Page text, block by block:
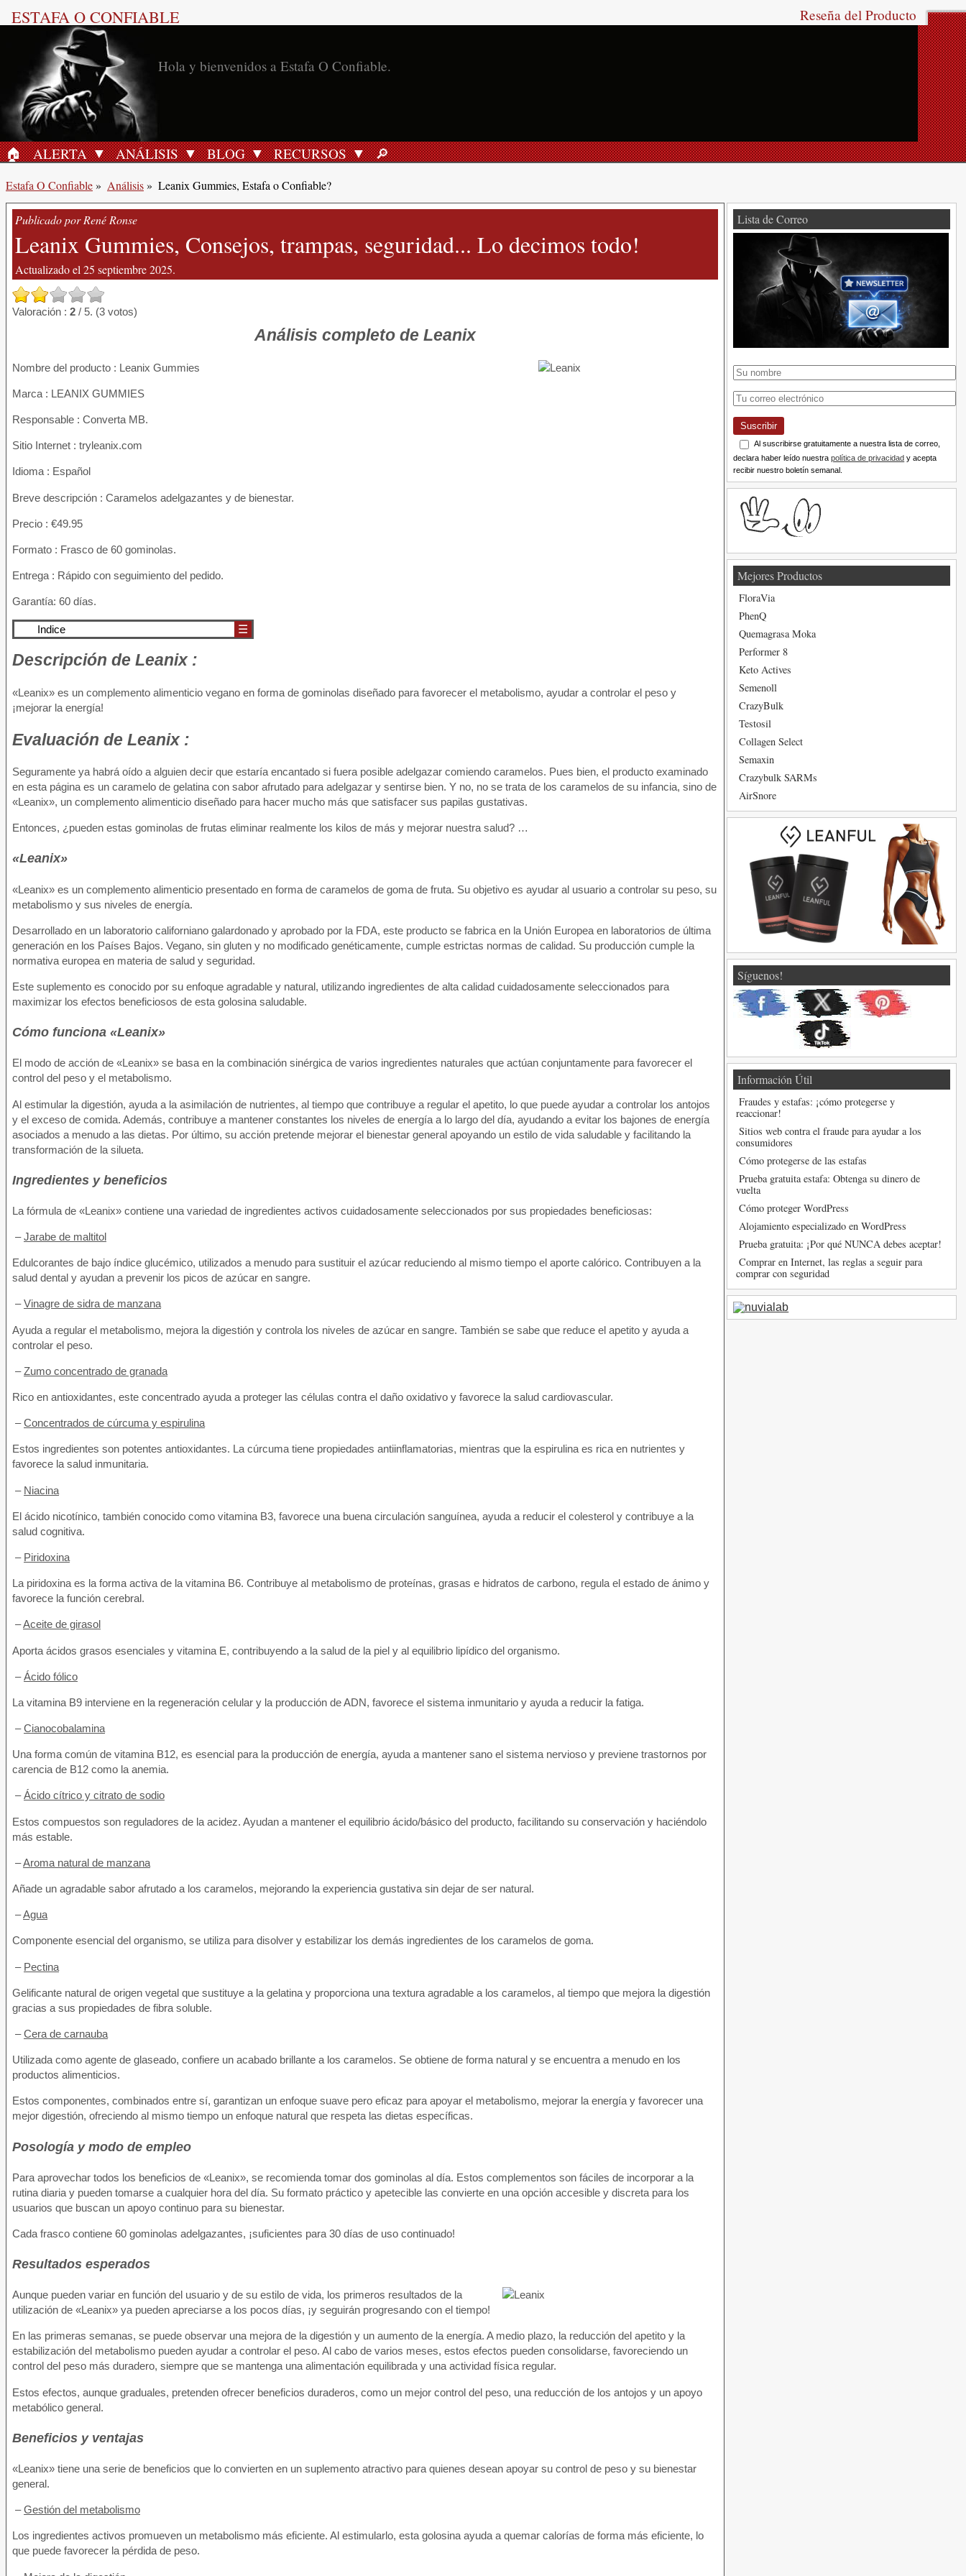
ESTAFA O CONFIABLE
Reseña del Producto
INICIO
🏠︎ ALERTA ANÁLISIS BLOG RECURSOS BUSCAR
🔎︎
Estafa O Confiable» Análisis» Leanix Gummies, Estafa o Confiable?
Publicado por René Ronse
Leanix Gummies, Consejos, trampas, seguridad... Lo decimos todo!
Actualizado el 25 septiembre 2025.
Valoración : 2 / 5. (3 votos)
Análisis completo de Leanix
Nombre del producto : Leanix Gummies
Marca : LEANIX GUMMIES
Responsable : Converta MB.
Sitio Internet : tryleanix.com
Idioma : Español
Breve descripción : Caramelos adelgazantes y de bienestar.
Precio : €49.95
Formato : Frasco de 60 gominolas.
Entrega : Rápido con seguimiento del pedido.
Garantía: 60 días.
Indice ☰
Descripción de Leanix :
«Leanix» es un complemento alimenticio vegano en forma de gominolas diseñado para favorecer el metabolismo, ayudar a controlar el peso y
¡mejorar la energía!
Evaluación de Leanix :
Seguramente ya habrá oído a alguien decir que estaría encantado si fuera posible adelgazar comiendo caramelos. Pues bien, el producto examinado
en esta página es un caramelo de gelatina con sabor afrutado para adelgazar y sentirse bien. Y no, no se trata de los caramelos de su infancia, sino de
«Leanix», un complemento alimenticio diseñado para hacer mucho más que satisfacer sus papilas gustativas.
Entonces, ¿pueden estas gominolas de frutas eliminar realmente los kilos de más y mejorar nuestra salud? …
«Leanix»
«Leanix» es un complemento alimenticio presentado en forma de caramelos de goma de fruta. Su objetivo es ayudar al usuario a controlar su peso, su
metabolismo y sus niveles de energía.
Desarrollado en un laboratorio californiano galardonado y aprobado por la FDA, este producto se fabrica en la Unión Europea en laboratorios de última
generación en los Países Bajos. Vegano, sin gluten y no modificado genéticamente, cumple estrictas normas de calidad. Su producción cumple la
normativa europea en materia de salud y seguridad.
Este suplemento es conocido por su enfoque agradable y natural, utilizando ingredientes de alta calidad cuidadosamente seleccionados para
maximizar los efectos beneficiosos de esta golosina saludable.
Cómo funciona «Leanix»
El modo de acción de «Leanix» se basa en la combinación sinérgica de varios ingredientes naturales que actúan conjuntamente para favorecer el
control del peso y el metabolismo.
Al estimular la digestión, ayuda a la asimilación de nutrientes, al tiempo que contribuye a regular el apetito, lo que puede ayudar a controlar los antojos
y el exceso de comida. Además, contribuye a mantener constantes los niveles de energía a lo largo del día, ayudando a evitar los bajones de energía
asociados a menudo a las dietas. Por último, su acción pretende mejorar el bienestar general apoyando un estilo de vida saludable y facilitando la
transformación de la silueta.
Ingredientes y beneficios
La fórmula de «Leanix» contiene una variedad de ingredientes activos cuidadosamente seleccionados por sus propiedades beneficiosas:
–Jarabe de maltitol
Edulcorantes de bajo índice glucémico, utilizados a menudo para sustituir el azúcar reduciendo al mismo tiempo el aporte calórico. Contribuyen a la
salud dental y ayudan a prevenir los picos de azúcar en sangre.
–Vinagre de sidra de manzana
Ayuda a regular el metabolismo, mejora la digestión y controla los niveles de azúcar en sangre. También se sabe que reduce el apetito y ayuda a
controlar el peso.
–Zumo concentrado de granada
Rico en antioxidantes, este concentrado ayuda a proteger las células contra el daño oxidativo y favorece la salud cardiovascular.
–Concentrados de cúrcuma y espirulina
Estos ingredientes son potentes antioxidantes. La cúrcuma tiene propiedades antiinflamatorias, mientras que la espirulina es rica en nutrientes y
favorece la salud inmunitaria.
– Niacina
El ácido nicotínico, también conocido como vitamina B3, favorece una buena circulación sanguínea, ayuda a reducir el colesterol y contribuye a la
salud cognitiva.
– Piridoxina
La piridoxina es la forma activa de la vitamina B6. Contribuye al metabolismo de proteínas, grasas e hidratos de carbono, regula el estado de ánimo y
favorece la función cerebral.
–Aceite de girasol
Aporta ácidos grasos esenciales y vitamina E, contribuyendo a la salud de la piel y al equilibrio lipídico del organismo.
–Ácido fólico
La vitamina B9 interviene en la regeneración celular y la producción de ADN, favorece el sistema inmunitario y ayuda a reducir la fatiga.
–Cianocobalamina
Una forma común de vitamina B12, es esencial para la producción de energía, ayuda a mantener sano el sistema nervioso y previene trastornos por
carencia de B12 como la anemia.
–Ácido cítrico y citrato de sodio
Estos compuestos son reguladores de la acidez. Ayudan a mantener el equilibrio ácido/básico del producto, facilitando su conservación y haciéndolo
más estable.
–Aroma natural de manzana
Añade un agradable sabor afrutado a los caramelos, mejorando la experiencia gustativa sin dejar de ser natural.
–Agua
Componente esencial del organismo, se utiliza para disolver y estabilizar los demás ingredientes de los caramelos de goma.
– Pectina
Gelificante natural de origen vegetal que sustituye a la gelatina y proporciona una textura agradable a los caramelos, al tiempo que mejora la digestión
gracias a sus propiedades de fibra soluble.
–Cera de carnauba
Utilizada como agente de glaseado, confiere un acabado brillante a los caramelos. Se obtiene de forma natural y se encuentra a menudo en los
productos alimenticios.
Estos componentes, combinados entre sí, garantizan un enfoque suave pero eficaz para apoyar el metabolismo, mejorar la energía y favorecer una
mejor digestión, ofreciendo al mismo tiempo un enfoque natural que respeta las dietas específicas.
Posología y modo de empleo
Para aprovechar todos los beneficios de «Leanix», se recomienda tomar dos gominolas al día. Estos complementos son fáciles de incorporar a la
rutina diaria y pueden tomarse a cualquier hora del día. Su formato práctico y apetecible las convierte en una opción accesible y discreta para los
usuarios que buscan un apoyo continuo para su bienestar.
Cada frasco contiene 60 gominolas adelgazantes, ¡suficientes para 30 días de uso continuado!
Resultados esperados
Aunque pueden variar en función del usuario y de su estilo de vida, los primeros resultados de la
utilización de «Leanix» ya pueden apreciarse a los pocos días, ¡y seguirán progresando con el tiempo!
En las primeras semanas, se puede observar una mejora de la digestión y un aumento de la energía. A medio plazo, la reducción del apetito y la
estabilización del metabolismo pueden ayudar a controlar el peso. Al cabo de varios meses, estos efectos pueden consolidarse, favoreciendo un
control del peso más duradero, siempre que se mantenga una alimentación equilibrada y una actividad física regular.
Estos efectos, aunque graduales, pretenden ofrecer beneficios duraderos, como un mejor control del peso, una reducción de los antojos y un apoyo
metabólico general.
Beneficios y ventajas
«Leanix» tiene una serie de beneficios que lo convierten en un suplemento atractivo para quienes desean apoyar su control de peso y su bienestar
general.
–Gestión del metabolismo
Los ingredientes activos promueven un metabolismo más eficiente. Al estimularlo, esta golosina ayuda a quemar calorías de forma más eficiente, lo
que puede favorecer la pérdida de peso.
Lista de Correo
Suscribir
Al suscribirse gratuitamente a nuestra lista de correo,
declara haber leído nuestrapolítica de privacidad y acepta
recibir nuestro boletín semanal.
Mejores Productos
FloraVia
PhenQ
Quemagrasa Moka
Performer 8
Keto Actives
Semenoll
CrazyBulk
Testosil
Collagen Select
Semaxin
Crazybulk SARMs
AirSnore
Síguenos!
Información Útil
Fraudes y estafas: ¡cómo protegerse y
reaccionar!
Sitios web contra el fraude para ayudar a los
consumidores
Cómo protegerse de las estafas
Prueba gratuita estafa: Obtenga su dinero de
vuelta
Cómo proteger WordPress
Alojamiento especializado en WordPress
Prueba gratuita: ¡Por qué NUNCA debes aceptar!
Comprar en Internet, las reglas a seguir para
comprar con seguridad